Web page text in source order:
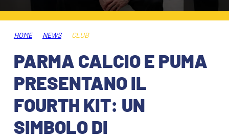
MUSEUM CLUB EXPERIENCE
BIGLIETTI
ABBONAMENTI
INFO BIGLIETTI
TARDINI CARD
INFORMAZIONI ACCREDITI
SHOP
ESPORTS
IL CLUB
HOME NEWS CLUB
PARMA CALCIO E PUMA
PRESENTANO IL
FOURTH KIT: UN
SIMBOLO DI